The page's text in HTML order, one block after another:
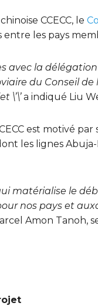
CCECC, le
les pays
avec la
du Conseil
\’\’a indiqué Liu
est motivé
les lignes
matérialise le
nos pays et
Amon Tanoh,